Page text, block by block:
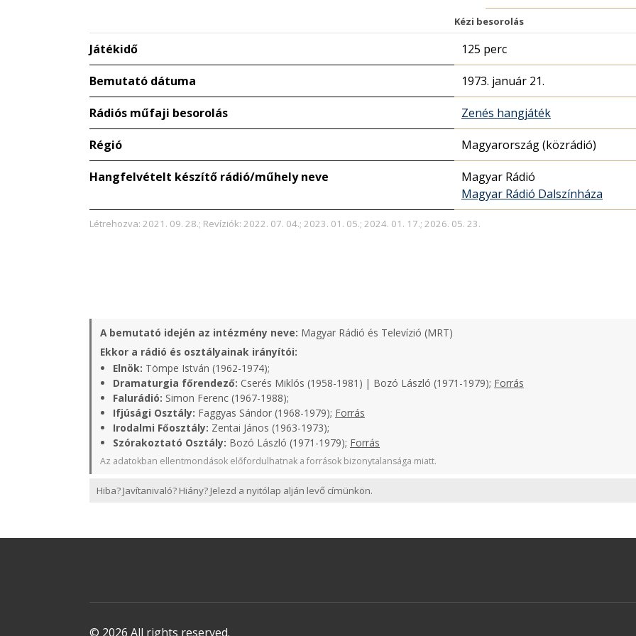
Kézi besorolás
Játékidő 125 perc
Bemutató dátuma 1973. január 21.
Rádiós műfaji besorolás Zenés hangjáték
Régió Magyarország (közrádió)
Hangfelvételt készítő rádió/műhely neve
Magyar Rádió
Magyar Rádió Dalszínháza
Létrehozva: 2021. 09. 28.; Revíziók: 2022. 07. 04.; 2023. 01. 05.; 2024. 01. 17.; 2026. 05. 23.
A bemutató idején az intézmény neve: Magyar Rádió és Televízió (MRT)
Ekkor a rádió és osztályainak irányítói:
Elnök: Tömpe István (1962-1974);
Dramaturgia főrendező: Cserés Miklós (1958-1981) | Bozó László (1971-1979); Forrás
Falurádió: Simon Ferenc (1967-1988);
Ifjúsági Osztály: Faggyas Sándor (1968-1979); Forrás
Irodalmi Főosztály: Zentai János (1963-1973);
Szórakoztató Osztály: Bozó László (1971-1979); Forrás
Az adatokban ellentmondások előfordulhatnak a források bizonytalansága miatt.
Hiba? Javítanivaló? Hiány? Jelezd a nyitólap alján levő címünkön.
© 2026 All rights reserved.